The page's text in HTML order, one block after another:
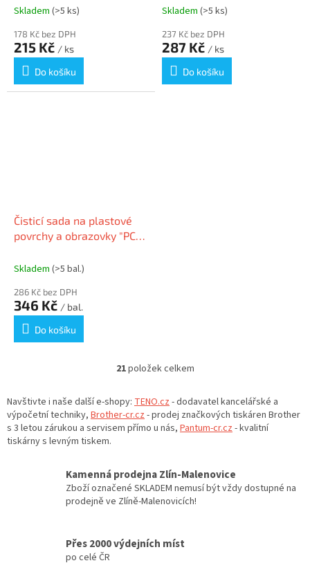
Skladem (>5 ks)
178 Kč bez DPH
215 Kč / ks
Do košíku
Skladem (>5 ks)
237 Kč bez DPH
287 Kč / ks
Do košíku
Čisticí sada na plastové
povrchy a obrazovky "PC
583400
Skladem (>5 bal.)
286 Kč bez DPH
346 Kč / bal.
Do košíku
O
l
á
d
p
r
v
v
21položek celkem
Navštivte i naše další e-shopy: TENO.cz- dodavatel kancelářské a
výpočetní techniky, Brother-cr.cz- prodej značkových tiskáren Brother
s 3 letou zárukou a servisem přímo u nás, Pantum-cr.cz- kvalitní
tiskárny s levným tiskem.
Kamenná prodejna Zlín-Malenovice
Zboží označené SKLADEM nemusí být vždy dostupné na
prodejně ve Zlíně-Malenovicích!
Přes 2000 výdejních míst
po celé ČR